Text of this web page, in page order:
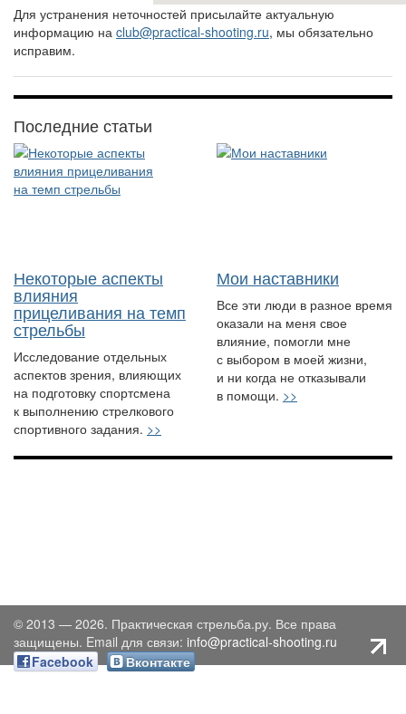
Для устранения неточностей присылайте актуальную
информацию на club@practical-shooting.ru, мы обязательно
исправим.
Последние статьи
Некоторые аспекты
влияния
прицеливания на темп
стрельбы
Исследование отдельных
аспектов зрения, влияющих
на подготовку спортсмена
к выполнению стрелкового
спортивного задания. >>
Мои наставники
Все эти люди в разное время
оказали на меня свое
влияние, помогли мне
с выбором в моей жизни,
и ни когда не отказывали
в помощи. >>
© 2013 — 2026. Практическая стрельба.ру. Все права
защищены. Email для связи: info@practical-shooting.ru
Facebook
Вконтакте